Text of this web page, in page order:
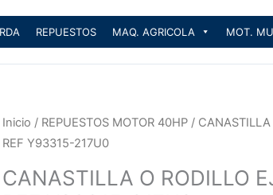
REPUESTOS MAQ. AGRICOLA MOT.
Inicio / REPUESTOS MOTOR 40HP / CANASTILLA
REF Y93315-217U0
CANASTILLA O RODILLO